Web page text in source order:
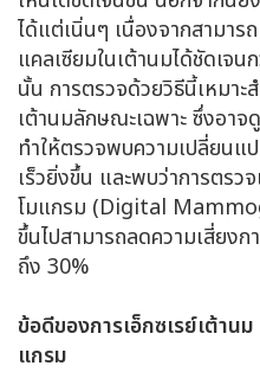
ได้แต่เนิ่นๆ เนื่องจากสามารถ
แคลเซียมในเต้านมได้ชัดเจ
นั้น การตรวจด้วยวิธีนี้เหมาะ
เต้านมลักษณะเฉพาะ ซึ่งอา
ทำให้ตรวจพบความเปลี่ยนแ
เร็วยิ่งขึ้น และพบว่าการตร
โมแกรม (Digital
ขึ้นไปสามารถลดความเสี่ยงก
ถึง 30%
ข้อดีของการเอ็กซเรย์เต้าน
แกรม